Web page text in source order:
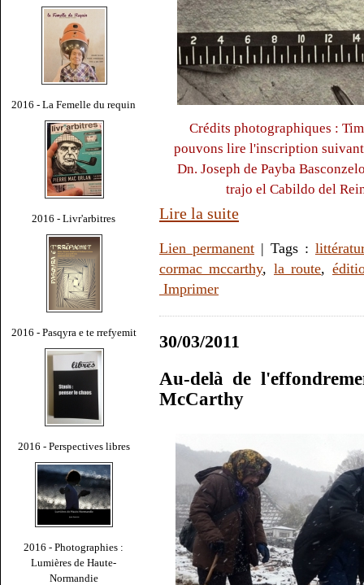
2016 - La Femelle du requin
2016 - Livr'arbitres
2016 - Pasqyra e te rrefyemit
2016 - Perspectives libres
2016 - Photographies :
Lumières de Haute-
Normandie
Crédits photographiques :
pouvons lire l'inscription
Dn. Joseph de Payba
trajo el Cabildo del
Lire la suite
Lien permanent| Tags :
cormac mccarthy, la route,
Imprimer
30/03/2011
Au-delà de
McCarthy